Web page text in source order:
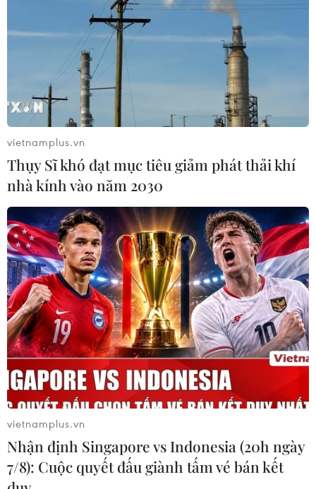
TIN LIÊN QUAN
Nhà mạng cam kết thu hồi Sim kích hoạt
sẵn trên kênh phân phối
28/10/2016 08:39
Các nhà mạng đã cùng nhau ký kết biên bản, quyết
tâm "dọn sạch" Sim trả trước đã kích hoạt đang được
bán trôi nổi trên thị trường.
vietnamplus.vn
Thụy Sĩ khó đạt mục tiêu giảm phát thải khí
nhà kính vào năm 2030
vietnamplus.vn
Nhận định Singapore vs Indonesia (20h ngày
7/8): Cuộc quyết đấu giành tấm vé bán kết